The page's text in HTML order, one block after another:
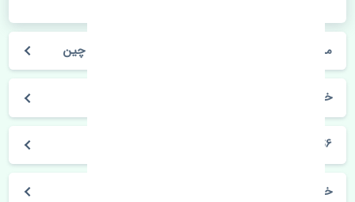
مشخصات فنی اویل پمپ گیربکس بی وای دی S6 چین
خودروسازی بی وای دی
S6
خرید اویل پمپ گیربکس بی وای دی S6 چین